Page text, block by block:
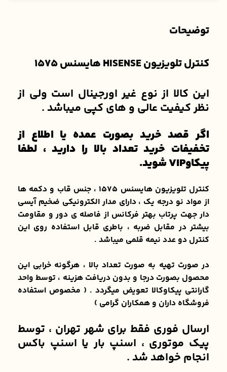
توضیحات
کنترل تلویزیون HISENSE هایسنس 1575
این کالا از نوع غیر اورجینال است ولی از
نظر کیفیت عالی و های کپی میباشد .
اگر قصد خرید بصورت عمده یا اطلاع از
تخفیفات خرید تعداد بالا را دارید ، لطفا
پیکاوVIP شوید.
کنترل تلویزیون هایسنس 1575 ، جنس قاب و دکمه ها
از مواد نو درجه یک ، دارای مدار الکترونیکی ضخیم آیسی
دار جهت پرتاب بهتر فرکانس از فاصله ی دور و مقاومت
بیشتر در مقابل ضربه ، باطری قابل استفاده روی این
کنترل دو عدد نیمه قلمی میباشد .
در صورت تهیه به صورت تعداد بالا ، هرگونه خرابی این
محصول بصورت درجا و بدون دریافت هزینه ، توسط واحد
گارانتی پیکاوکالا تعویض میگردد . ( مخصوص استفاده
فروشگاه داران و همکاران گرامی )
ارسال فوری فقط برای شهر تهران ، توسط
پیک موتوری ، اسنپ بار یا اسنپ باکس
انجام خواهد شد .